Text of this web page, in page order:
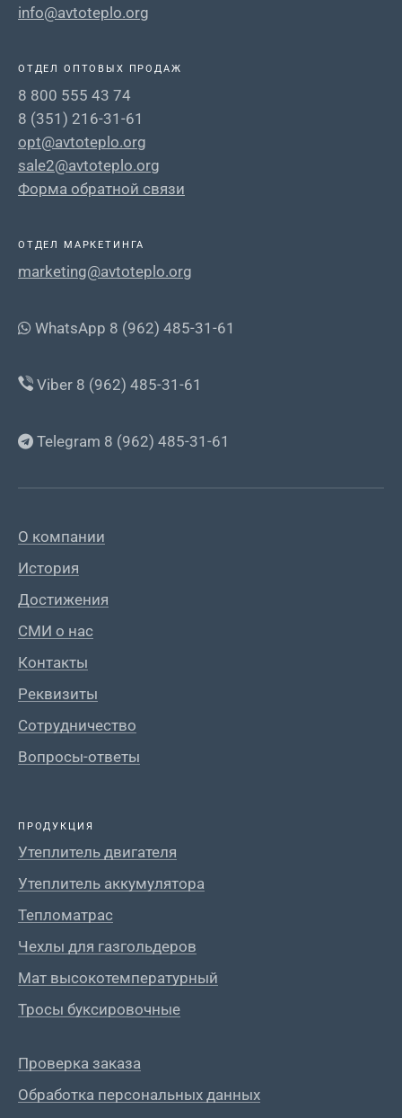
info@avtoteplo.org
ОТДЕЛ ОПТОВЫХ ПРОДАЖ
8 800 555 43 74
8 (351) 216-31-61
opt@avtoteplo.org
sale2@avtoteplo.org
Форма обратной связи
ОТДЕЛ МАРКЕТИНГА
marketing@avtoteplo.org
WhatsApp 8 (962) 485-31-61
Viber 8 (962) 485-31-61
Telegram 8 (962) 485-31-61
О компании
История
Достижения
СМИ о нас
Контакты
Реквизиты
Сотрудничество
Вопросы-ответы
ПРОДУКЦИЯ
Утеплитель двигателя
Утеплитель аккумулятора
Тепломатрас
Чехлы для газгольдеров
Мат высокотемпературный
Тросы буксировочные
Проверка заказа
Обработка персональных данных